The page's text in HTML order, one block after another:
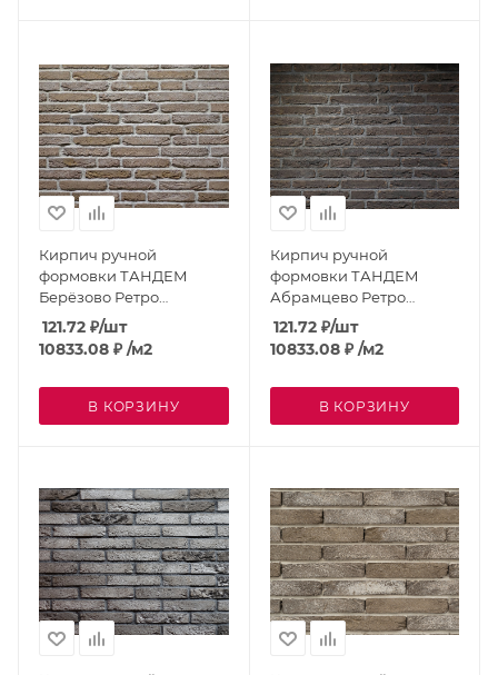
Кирпич ручной
формовки ТАНДЕМ
Берёзово Ретро
MW154G; MW
121.72 ₽/шт
10833.08 ₽ /м2
В КОРЗИНУ
Кирпич ручной
формовки ТАНДЕМ
Абрамцево Ретро
MW004G; MW
121.72₽/шт
10833.08 ₽ /м2
В КОРЗИНУ